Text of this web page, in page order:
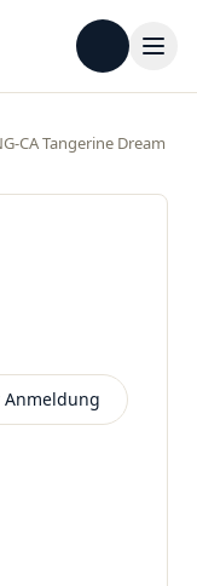
CA Tangerine Dream
Anmeldung